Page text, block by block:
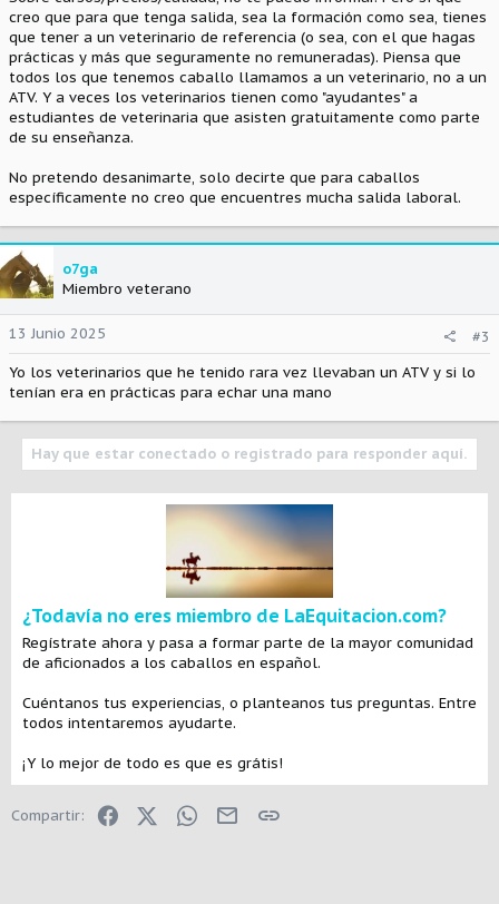
creo que para que tenga salida, sea la formación como sea, tienes
que tener a un veterinario de referencia (o sea, con el que hagas
prácticas y más que seguramente no remuneradas). Piensa que
todos los que tenemos caballo llamamos a un veterinario, no a un
ATV. Y a veces los veterinarios tienen como "ayudantes" a
estudiantes de veterinaria que asisten gratuitamente como parte
de su enseñanza.
No pretendo desanimarte, solo decirte que para caballos
específicamente no creo que encuentres mucha salida laboral.
o7ga
Miembro veterano
13 Junio 2025
#3
Yo los veterinarios que he tenido rara vez llevaban un ATV y si lo
tenían era en prácticas para echar una mano
Hay que estar conectado o registrado para responder aquí.
¿Todavía no eres miembro de LaEquitacion.com?
Regístrate ahora y pasa a formar parte de la mayor comunidad
de aficionados a los caballos en español.
Cuéntanos tus experiencias, o planteanos tus preguntas. Entre
todos intentaremos ayudarte.
¡Y lo mejor de todo es que es grátis!
Compartir: FacebookX (Twitter)WhatsApp
E-mailEnlace